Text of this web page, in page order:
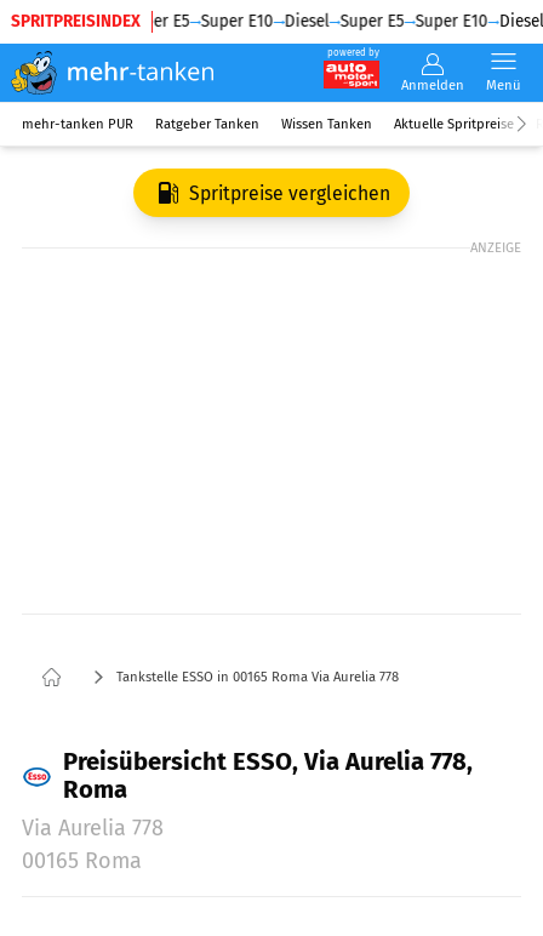
SPRITPREISINDEX
Diesel Super E5 Super E10 Diesel Super E5 Super E10 Diesel
powered by
Anmelden Menü
mehr-tanken PUR Ratgeber Tanken Wissen Tanken Aktuelle Spritpreise
Spritpreise vergleichen
ANZEIGE
Tankstelle ESSO in 00165 Roma Via Aurelia 778
Preisübersicht ESSO, Via Aurelia 778,
Roma
Via Aurelia 778
00165 Roma